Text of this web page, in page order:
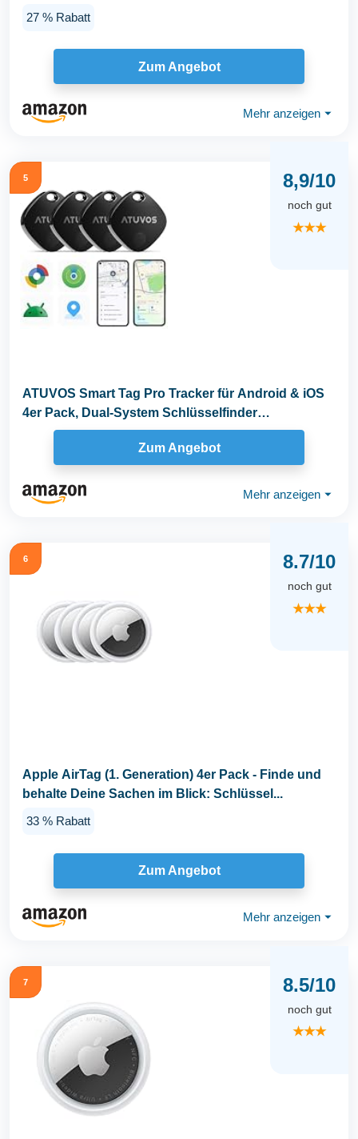
27 % Rabatt
Zum Angebot
Mehr anzeigen ⏷
5 8,9/10
noch gut
★★★
ATUVOS Smart Tag Pro Tracker für Android & iOS
4er Pack, Dual-System Schlüsselfinder
kompatibel...
Zum Angebot
Mehr anzeigen ⏷
6 8.7/10
noch gut
★★★
Apple AirTag (1. Generation) 4er Pack - Finde und
behalte Deine Sachen im Blick: Schlüssel...
33 % Rabatt
Zum Angebot
Mehr anzeigen ⏷
7 8.5/10
noch gut
★★★